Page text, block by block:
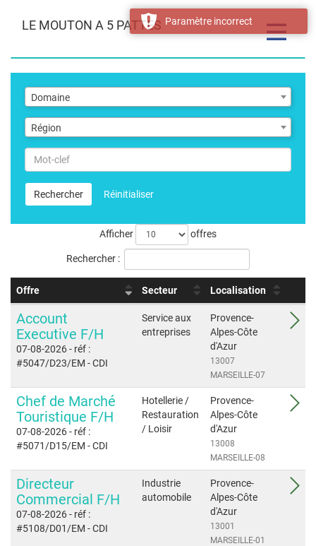
Toggle
LE MOUTON A 5 PATTES
Domaine
Domaine
Région
Région
Mot-
clef
Rechercher Réinitialiser
Afficher offres
Rechercher :
Offre Secteur Localisation
Account
Executive F/H
07-08-2026- réf :
#5047/D23/EM - CDI
Service aux
entreprises
Provence-
Alpes-Côte
d'Azur
13007
MARSEILLE-07
Chef de Marché
Touristique F/H
07-08-2026- réf :
#5071/D15/EM - CDI
Hotellerie /
Restauration
/ Loisir
Provence-
Alpes-Côte
d'Azur
13008
MARSEILLE-08
Directeur
Commercial F/H
07-08-2026- réf :
#5108/D01/EM - CDI
Industrie
automobile
Provence-
Alpes-Côte
d'Azur
13001
MARSEILLE-01
Paramètre incorrect